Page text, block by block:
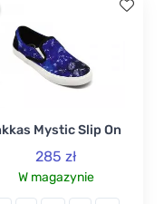
Mystic Slip On
285 zł
W magazynie